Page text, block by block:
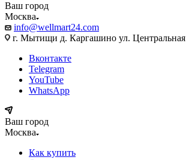
Ваш город
Москва
info@wellmart24.com
г. Мытищи д. Каргашино ул. Центральная
Вконтакте
Telegram
YouTube
WhatsApp
Ваш город
Москва
Как купить